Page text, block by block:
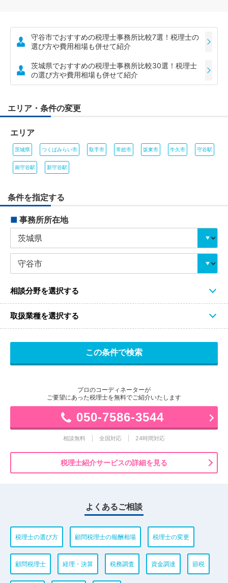
守谷市でおすすめの税理士事務所比較7選！税理士の
選び方や費用相場も併せて紹介
茨城県でおすすめの税理士事務所比較30選！税理士
の選び方や費用相場も併せて紹介
エリア・条件の変更
エリア
茨城県 つくばみらい市 取手市 常総市 坂東市 牛久市 守谷駅
南守谷駅 新守谷駅
条件を指定する
■ 事務所所在地
相談分野を選択する
取扱業種を選択する
プロのコーディネーターが
ご要望にあった税理士を無料でご紹介いたします
050-7586-3544
相談無料 全国対応 24時間対応
税理士紹介サービスの詳細を見る
よくあるご相談
税理士の選び方 顧問税理士の報酬相場 税理士の変更
顧問税理士 経理・決算 税務調査 資金調達 節税